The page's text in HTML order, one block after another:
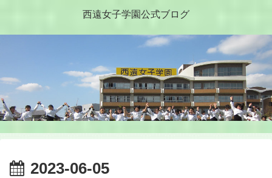
西遠女子学園公式ブログ
2023-06-05